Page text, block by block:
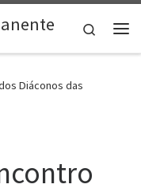
Search
Diáconos das